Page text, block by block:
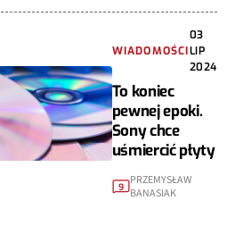
WIADOMOŚCI
03
LIP
2024
To koniec
pewnej epoki.
Sony chce
uśmiercić płyty
9 PRZEMYSŁAW
BANASIAK